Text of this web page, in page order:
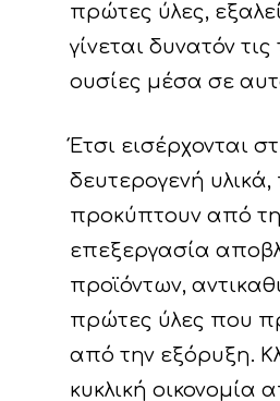
πρώτες ύλες,
γίνεται δυνατόν τις
ουσίες μέσα σε
Έτσι εισέρχονται
δευτερογενή υλικά,
προκύπτουν από
επεξεργασία
προϊόντων,
πρώτες ύλες που
από την εξόρυξη.
κυκλική οικονομία